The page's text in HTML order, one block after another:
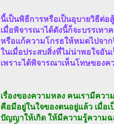
นี้เป็นพิธีการหรือเป็นอุบายวิธีต่อ
เมื่อพิจารณาได้ดังนี้ก็จะบรรเทา
หรือแก้ความโกรธให้หมดไปจาก
ในเมื่อประสบสิ่งที่ไม่น่าพอใจอัน
เพราะได้พิจารณาเห็นโทษของ
เรื่องของความหลง คนเรามีควา
คือมีอยู่ในใจของตนอยู่แล้ว เมื่อ
ปัญญาให้เกิด ให้มีความรู้ความฉ